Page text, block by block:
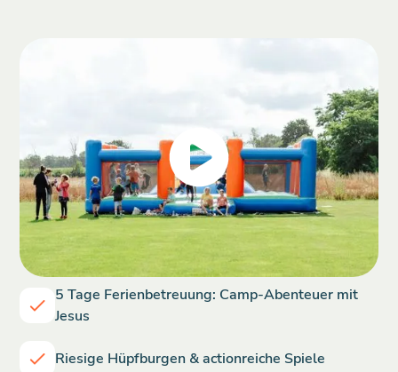
5 Tage Ferienbetreuung: Camp-Abenteuer mit
Jesus
Riesige Hüpfburgen & actionreiche Spiele